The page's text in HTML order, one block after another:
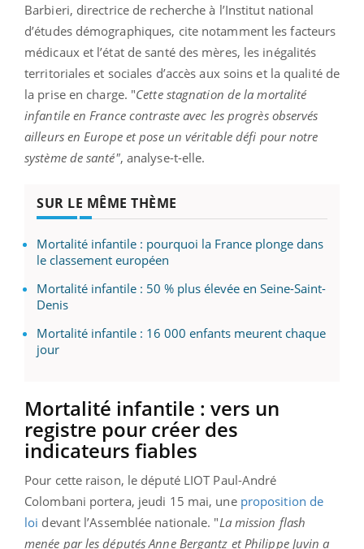
Barbieri, directrice de recherche à l’Institut national
d’études démographiques, cite notamment les facteurs
médicaux et l’état de santé des mères, les inégalités
territoriales et sociales d’accès aux soins et la qualité de
la prise en charge. "Cette stagnation de la mortalité
infantile en France contraste avec les progrès observés
ailleurs en Europe et pose un véritable défi pour notre
système de santé", analyse-t-elle.
SUR LE MÊME THÈME
Mortalité infantile : pourquoi la France plonge dans
le classement européen
Mortalité infantile : 50 % plus élevée en Seine-Saint-
Denis
Mortalité infantile : 16 000 enfants meurent chaque
jour
Mortalité infantile : vers un
registre pour créer des
indicateurs fiables
Pour cette raison, le député LIOT Paul-André
Colombani portera, jeudi 15 mai, une proposition de
loi devant l’Assemblée nationale. "La mission flash
menée par les députés Anne Bergantz et Philippe Juvin a